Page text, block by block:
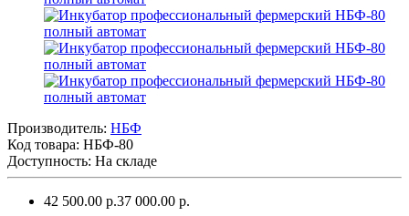
Производитель: НБФ
Код товара: НБФ-80
Доступность: На складе
42 500.00 р.37 000.00 р.